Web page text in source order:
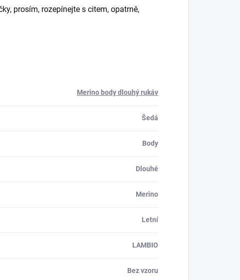
prosím, rozepínejte s citem, opatrně,
Merino body dlouhý rukáv
Šedá
Body
Dlouhé
Merino
Letní
LAMBIO
Bez vzoru